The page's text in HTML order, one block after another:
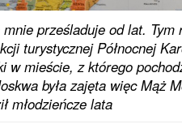
prześladuje od lat.
turystycznej Północnej
w mieście, z którego
była zajęta więc Mąż
młodzieńcze lata